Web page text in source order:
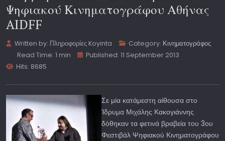
Ψηφιακού Κινηματογράφου Αθήνας
AIDFF
Written by: Πληροφορίες Koyinta Category: Κινηματογράφος
Read Time: 1 min
Published: 11 September 2013
Hits: 8685
Σε μία κατάμεστη αίθουσα στο
Ίδρυμα Μιχάλης Κακογιάννης
δόθηκαν τα φετινά βραβεία του 3ου
Φεστιβάλ Ψηφιακού Κινηματογράφου